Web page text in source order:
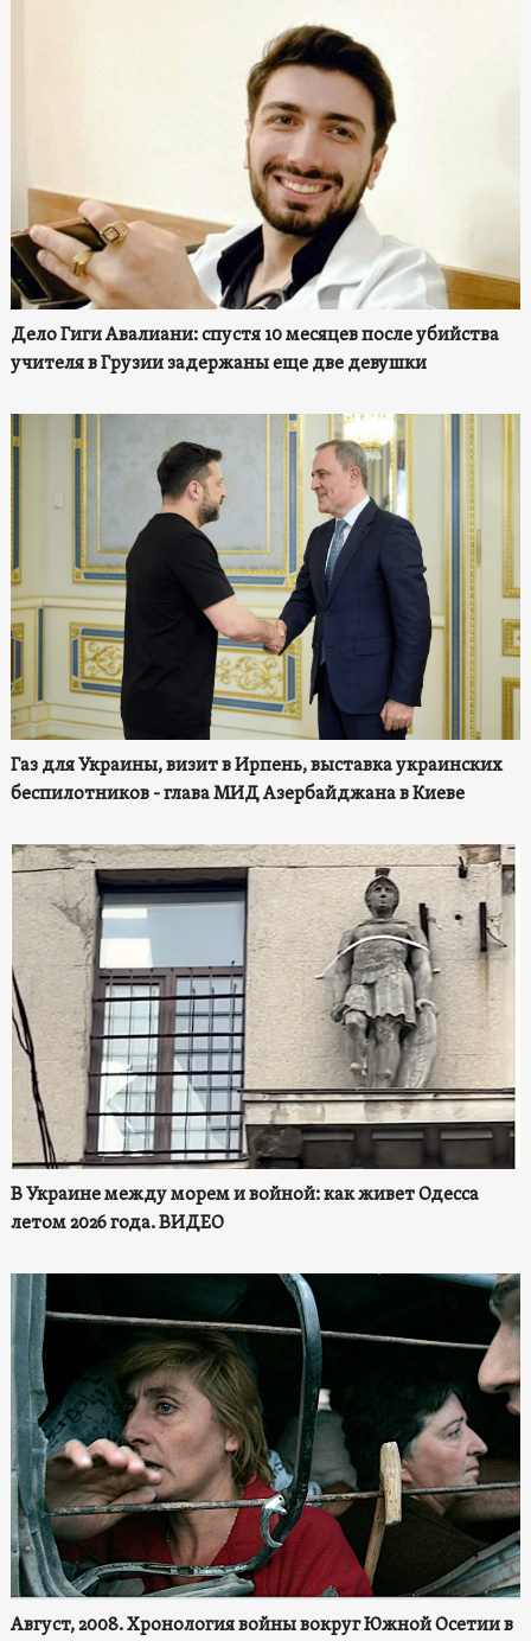
Дело Гиги Авалиани: спустя 10 месяцев после убийства
учителя в Грузии задержаны еще две девушки
Газ для Украины, визит в Ирпень, выставка украинских
беспилотников - глава МИД Азербайджана в Киеве
В Украине между морем и войной: как живет Одесса
летом 2026 года. ВИДЕО
Август, 2008. Хронология войны вокруг Южной Осетии в